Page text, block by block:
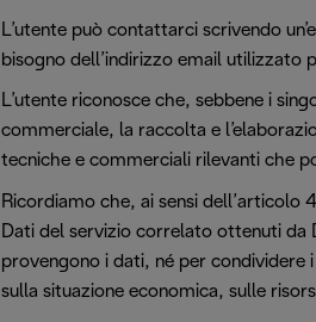
L’utente può contattarci scrivendo
bisogno dell’indirizzo email utilizzato
L’utente riconosce che, sebbene i
commerciale, la raccolta e
tecniche e commerciali rilevanti che
Ricordiamo che, ai sensi dell’articolo
Dati del servizio correlato ottenuti da
provengono i dati, né per
sulla situazione economica, sulle